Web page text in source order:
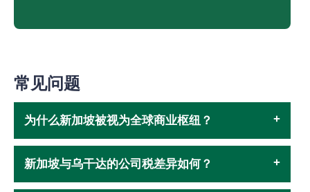
常见问题
为什么新加坡被视为全球商业枢纽？
新加坡与乌干达的公司税差异如何？